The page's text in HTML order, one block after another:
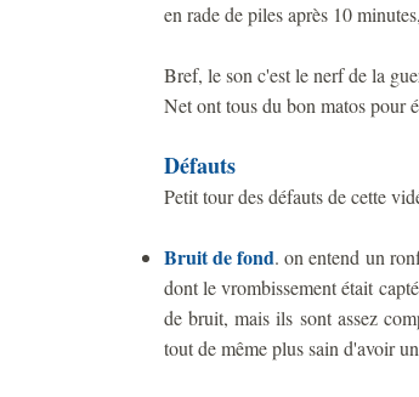
en rade de piles après 10
Bref, le son c'est le nerf de la
Net ont tous du bon matos pour
Défauts
Petit tour des défauts de cette
Bruit de fond. on entend un
dont le vrombissement était
de bruit, mais ils sont assez
tout de même plus sain d'avoir